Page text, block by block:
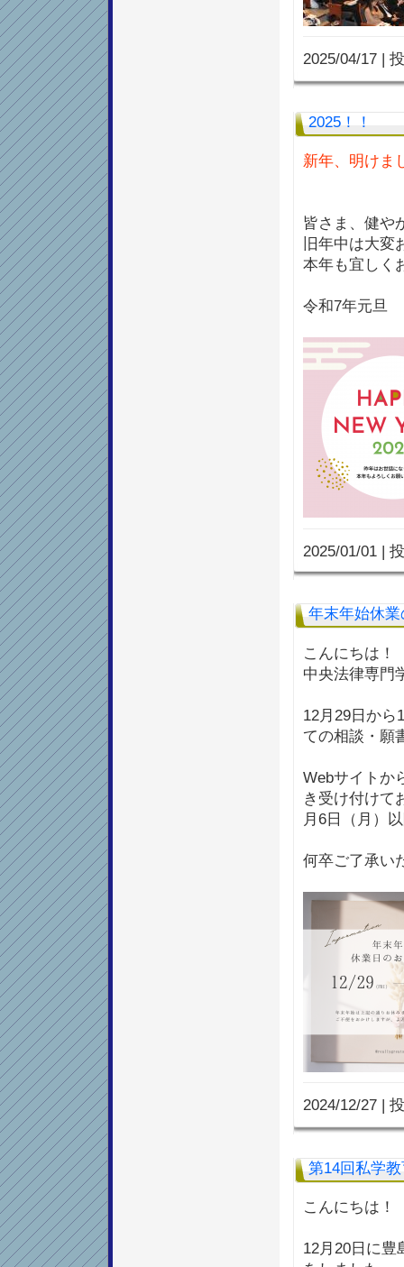
2025/04/17 |
2025！！
新年、明けま
皆さま、健や
旧年中は大
本年も宜しく
令和7年元旦
2025/01/01 |
年末年始休
こんにちは！
中央法律専門
12月29日から
ての相談・願
Webサイトか
き受け付けて
月6日（月）
何卒ご了承い
2024/12/27 |
第14回私学
こんにちは！
12月20日に豊